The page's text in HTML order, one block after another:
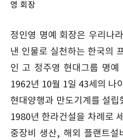
영 회장
정인영 명예 회장은 우리나
낸 인물로 실천하는 한국의
인 고 정주영 현대그룹 명
1962년 10월 1일 43세의 나
현대양행과 만도기계를 설
1980년 한라건설을 차례로
중장비 생산, 해외 플랜트